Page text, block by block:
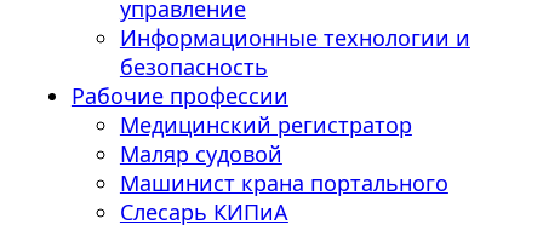
управление
Информационные технологии и
безопасность
Рабочие профессии
Медицинский регистратор
Маляр судовой
Машинист крана портального
Слесарь КИПиА